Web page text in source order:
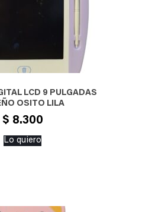
LCD 9 PULGADAS
OSITO LILA
$ 8.300
Lo quiero